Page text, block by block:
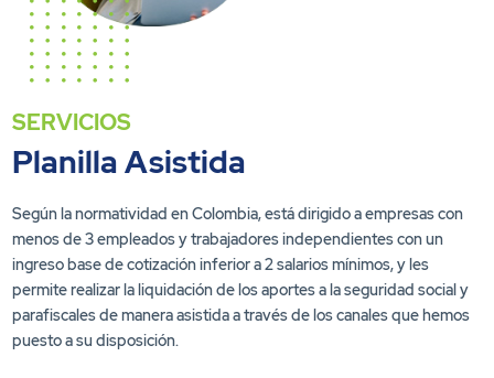
SERVICIOS
Planilla Asistida
Según la normatividad en Colombia, está dirigido a empresas con
menos de 3 empleados y trabajadores independientes con un
ingreso base de cotización inferior a 2 salarios mínimos, y les
permite realizar la liquidación de los aportes a la seguridad social y
parafiscales de manera asistida a través de los canales que hemos
puesto a su disposición.